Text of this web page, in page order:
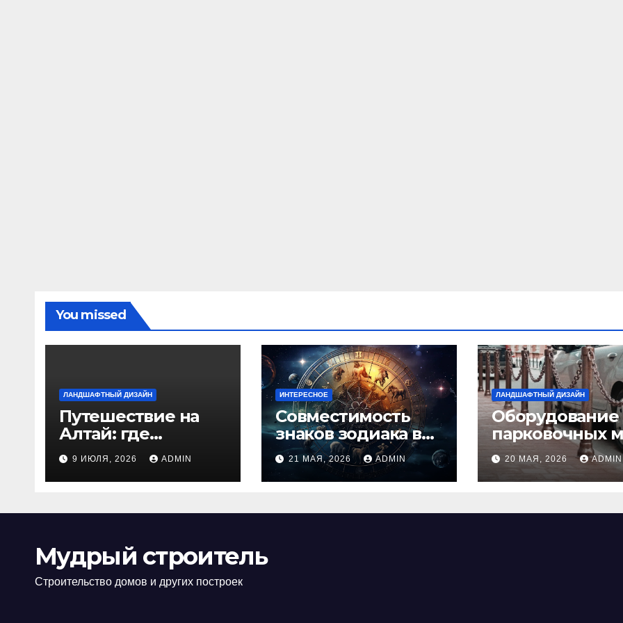
You missed
ЛАНДШАФТНЫЙ ДИЗАЙН
Путешествие на
Алтай: где
природа
встречается с
духом
9 ИЮЛЯ, 2026 ADMIN
ИНТЕРЕСНОЕ
Совместимость
знаков зодиака в
любви: как найти
идеальную пару и
избежать
21 МАЯ, 2026 ADMIN
ЛАНДШАФТНЫЙ ДИЗАЙН
Оборудование
парковочных
виды,
нормы
20 МАЯ, 2026 ADMIN
Мудрый строитель
Строительство домов и других построек